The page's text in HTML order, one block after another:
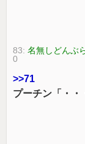
83:名無しどんぶ
0
>>71
プーチン「・・